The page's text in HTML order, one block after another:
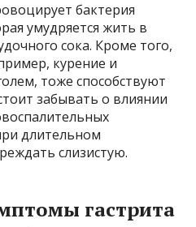
бактерия
умудряется жить в
сока. Кроме того,
курение и
тоже способствуют
забывать о влиянии
длительном
слизистую.
гастрита